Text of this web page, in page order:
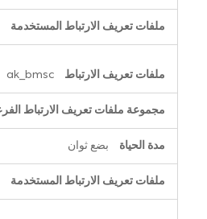
ak_bmsc
بضع ثوان